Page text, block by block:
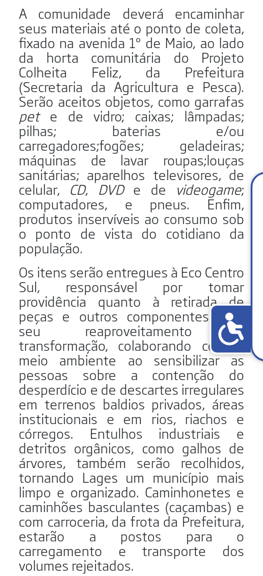
A comunidade deverá encaminhar
seus materiais até o ponto de coleta,
fixado na avenida 1º de Maio, ao lado
da horta comunitária do Projeto
Colheita Feliz, da Prefeitura
(Secretaria da Agricultura e Pesca).
Serão aceitos objetos, como garrafas
pete de vidro; caixas; lâmpadas;
pilhas; baterias e/ou
carregadores;fogões; geladeiras;
máquinas de lavar roupas;louças
sanitárias; aparelhos televisores, de
celular, CD,DVDe de videogame;
computadores, e pneus. Enfim,
produtos inservíveis ao consumo sob
o ponto de vista do cotidiano da
população.
Os itens serão entregues à Eco Centro
Sul, responsável por tomar
providência quanto à retirada de
peças e outros componentes para
seu reaproveitamento e
transformação, colaborando com o
meio ambiente ao sensibilizar as
pessoas sobre a contenção do
desperdício e de descartes irregulares
em terrenos baldios privados, áreas
institucionais e em rios, riachos e
córregos. Entulhos industriais e
detritos orgânicos, como galhos de
árvores, também serão recolhidos,
tornando Lages um município mais
limpo e organizado. Caminhonetes e
caminhões basculantes (caçambas) e
com carroceria, da frota da Prefeitura,
estarão a postos para o
carregamento e transporte dos
volumes rejeitados.